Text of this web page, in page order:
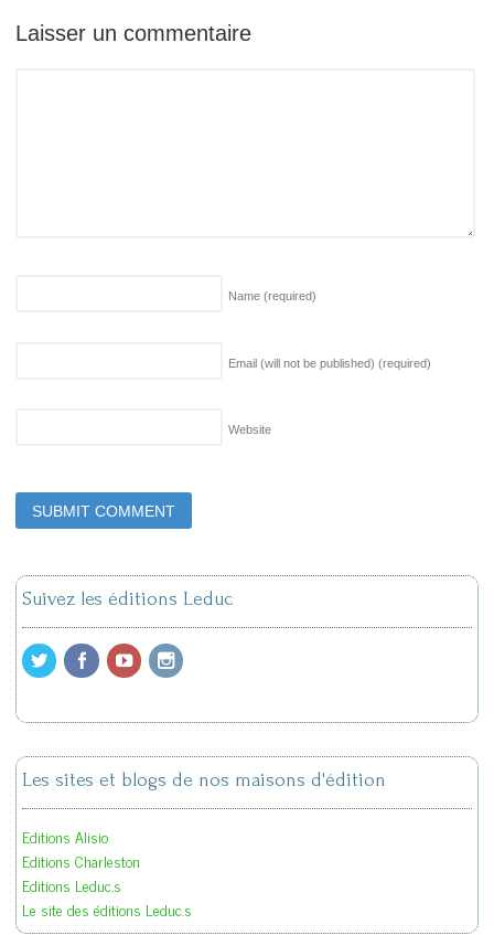
Laisser un commentaire
Name (required)
Email (will not be published) (required)
Website
Suivez les éditions Leduc
Les sites et blogs de nos maisons d'édition
Editions Alisio
Editions Charleston
Editions Leduc.s
Le site des éditions Leduc.s